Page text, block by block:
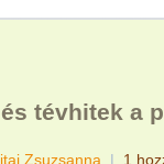
tévhitek a
Zsuzsanna | 1